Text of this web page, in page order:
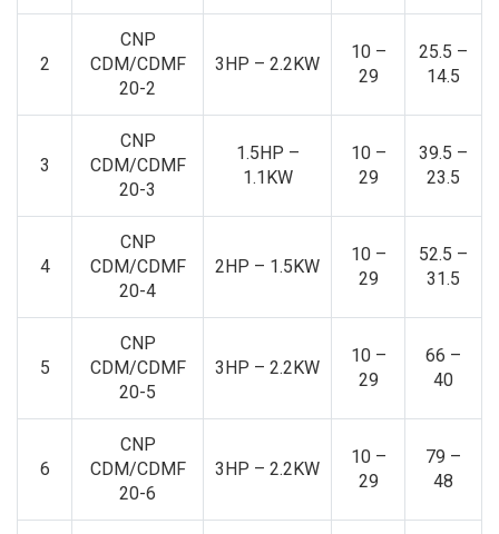
2
CNP
CDM/CDMF
20-2
3HP – 2.2KW
10 –
29
25.5 –
14.5
3
CNP
CDM/CDMF
20-3
1.5HP –
1.1KW
10 –
29
39.5 –
23.5
4
CNP
CDM/CDMF
20-4
2HP – 1.5KW
10 –
29
52.5 –
31.5
5
CNP
CDM/CDMF
20-5
3HP – 2.2KW
10 –
29
66 –
40
6
CNP
CDM/CDMF
20-6
3HP – 2.2KW
10 –
29
79 –
48